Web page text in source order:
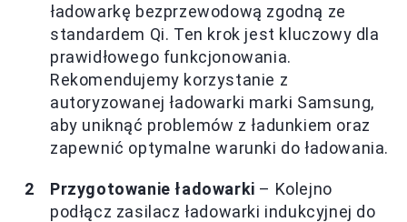
ładowarkę bezprzewodową zgodną ze
standardem Qi. Ten krok jest kluczowy dla
prawidłowego funkcjonowania.
Rekomendujemy korzystanie z
autoryzowanej ładowarki marki Samsung,
aby uniknąć problemów z ładunkiem oraz
zapewnić optymalne warunki do ładowania.
Przygotowanie ładowarki – Kolejno
podłącz zasilacz ładowarki indukcyjnej do